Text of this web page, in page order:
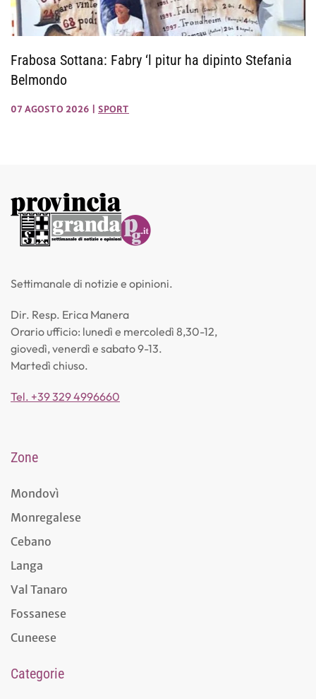
Frabosa Sottana: Fabry ‘l pitur ha dipinto Stefania
Belmondo
07 AGOSTO 2026 SPORT
Settimanale di notizie e opinioni.
Dir. Resp. Erica Manera
Orario ufficio: lunedì e mercoledì 8,30-12,
giovedì, venerdì e sabato 9-13.
Martedì chiuso.
Tel. +39 329 4996660
Zone
Mondovì
Monregalese
Cebano
Langa
Val Tanaro
Fossanese
Cuneese
Categorie